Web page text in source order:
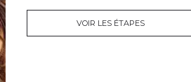
VOIR LES ÉTAPES